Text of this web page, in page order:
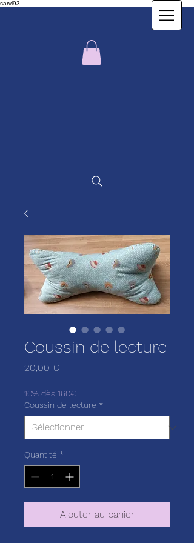
sarvl93
Coussin de lecture
20,00 €
10% dès 160€
Coussin de lecture *
Quantité *
Ajouter au panier